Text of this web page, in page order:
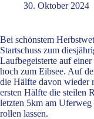
30. Oktober 2024
Bei schönstem
Startschuss zum
Laufbegeisterte auf
hoch zum Eibsee. Auf
die Hälfte davon wieder
ersten Hälfte die steilen
letzten 5km am Uferweg
rollen lassen.